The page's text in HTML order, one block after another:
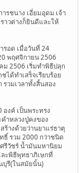
รชนาง เอี่ยมอุดม เจ้า
าวต่างก็ยินดีและให้
รอด เมื่อวันที่ 24
พฤศจิกายน 2506
2506 เริ่มทำพิธีปลุก
ได้ทำเสร็จเรียบร้อย
วมเวลาทั้งสิ้นสอง
องค์ เป็นพระทรง
ำหลวงปู่คงของ
ร้างด้วยว่านยาแร่ธาตุ
รวม 2000 กว่าชนิด
รีวัชร์ น้ำมันมหานิยม
ะพิธีพุทธาภิเษกที่
บุรี(ในสมัยนั้น)